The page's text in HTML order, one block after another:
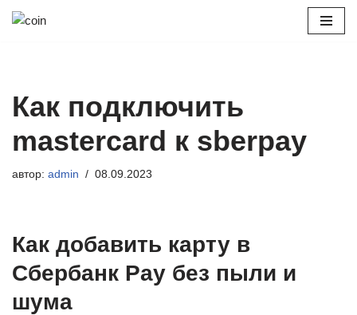
Как подключить
mastercard к sberpay
автор: admin 08.09.2023
Как добавить карту в
Сбербанк Pay без пыли и
шума